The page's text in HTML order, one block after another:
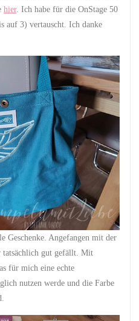
hier. Ich habe für die OnStage 50
auf 3) vertauscht. Ich danke
Geschenke. Angefangen mit der
tatsächlich gut gefällt. Mit
für mich eine echte
nutzen werde und die Farbe